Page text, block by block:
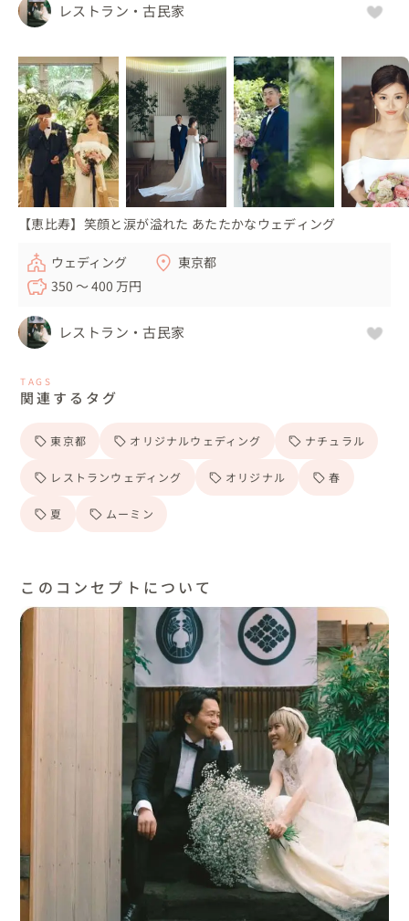
レストラン・古民家
【恵比寿】笑顔と涙が溢れた あたたかなウェディング
ウェディング
東京都
350 〜 400 万円
レストラン・古民家
TAGS
関連するタグ
東京都 オリジナルウェディング ナチュラル
レストランウェディング オリジナル 春
夏 ムーミン
このコンセプトについて